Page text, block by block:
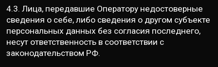
4.3. Лица, передавшие Оператору недостоверные
сведения о себе, либо сведения о другом субъекте
персональных данных без согласия последнего,
несут ответственность в соответствии с
законодательством РФ.